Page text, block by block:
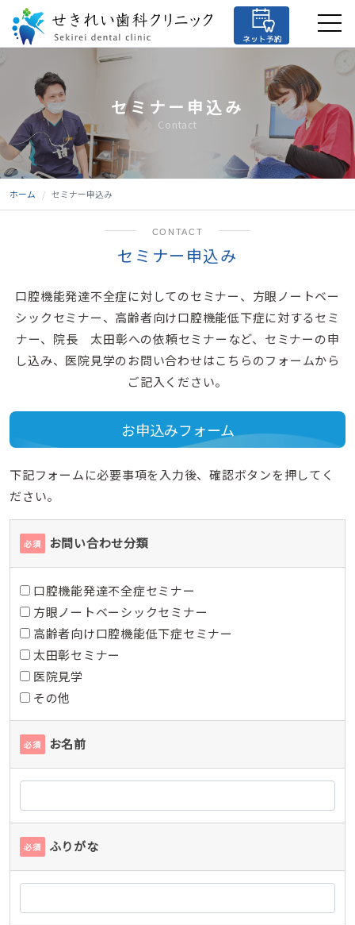
セミナー申込み
Contact
ホーム セミナー申込み
CONTACT
セミナー申込み
口腔機能発達不全症に対してのセミナー、方眼ノートベー
シックセミナー、高齢者向け口腔機能低下症に対するセミ
ナー、院長 太田彰への依頼セミナーなど、セミナーの申
し込み、医院見学のお問い合わせはこちらのフォームから
ご記入ください。
お申込みフォーム
下記フォームに必要事項を入力後、確認ボタンを押してく
ださい。
必須 お問い合わせ分類
口腔機能発達不全症セミナー
方眼ノートベーシックセミナー
高齢者向け口腔機能低下症セミナー
太田彰セミナー
医院見学
その他
必須 お名前
必須 ふりがな